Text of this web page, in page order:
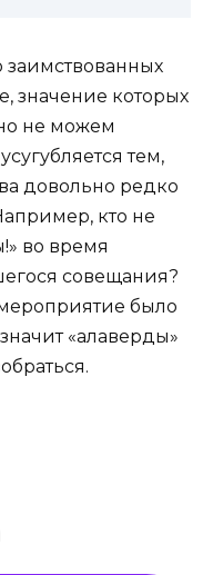
значение которых
не можем
тем,
довольно редко
кто не
во время
совещания?
было
«алаверды»